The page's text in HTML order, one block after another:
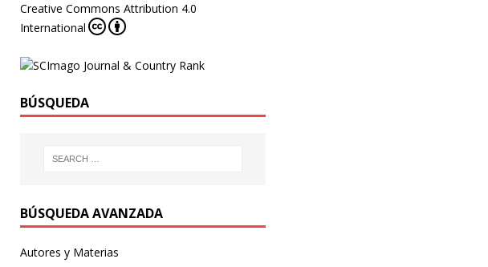
Creative Commons Attribution 4.0
International
BÚSQUEDA
BÚSQUEDA AVANZADA
Autores y Materias